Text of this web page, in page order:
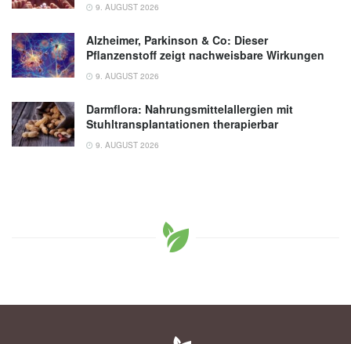
9. AUGUST 2026
Alzheimer, Parkinson & Co: Dieser
Pflanzenstoff zeigt nachweisbare Wirkungen
9. AUGUST 2026
Darmflora: Nahrungsmittelallergien mit
Stuhltransplantationen therapierbar
9. AUGUST 2026